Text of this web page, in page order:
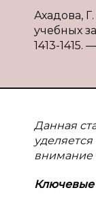
Ахадова,
учебных
1413-1415.
Данная
внимание
Ключевые